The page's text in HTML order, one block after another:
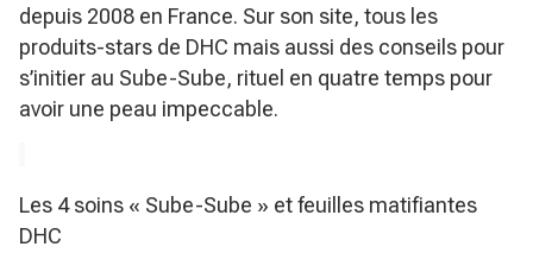
depuis 2008 en France. Sur son site, tous les
produits-stars de DHC mais aussi des conseils pour
s’initier au Sube-Sube, rituel en quatre temps pour
avoir une peau impeccable.
Les 4 soins « Sube-Sube » et feuilles matifiantes
DHC